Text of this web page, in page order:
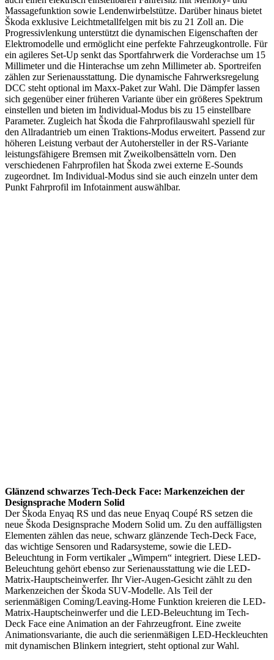
Massagefunktion sowie Lendenwirbelstütze. Darüber hinaus bietet
Škoda exklusive Leichtmetallfelgen mit bis zu 21 Zoll an. Die
Progressivlenkung unterstützt die dynamischen Eigenschaften der
Elektromodelle und ermöglicht eine perfekte Fahrzeugkontrolle. Für
ein agileres Set-Up senkt das Sportfahrwerk die Vorderachse um 15
Millimeter und die Hinterachse um zehn Millimeter ab. Sportreifen
zählen zur Serienausstattung. Die dynamische Fahrwerksregelung
DCC steht optional im Maxx-Paket zur Wahl. Die Dämpfer lassen
sich gegenüber einer früheren Variante über ein größeres Spektrum
einstellen und bieten im Individual-Modus bis zu 15 einstellbare
Parameter. Zugleich hat Škoda die Fahrprofilauswahl speziell für
den Allradantrieb um einen Traktions-Modus erweitert. Passend zur
höheren Leistung verbaut der Autohersteller in der RS-Variante
leistungsfähigere Bremsen mit Zweikolbensätteln vorn. Den
verschiedenen Fahrprofilen hat Škoda zwei externe E-Sounds
zugeordnet. Im Individual-Modus sind sie auch einzeln unter dem
Punkt Fahrprofil im Infotainment auswählbar.
Glänzend schwarzes Tech-Deck Face: Markenzeichen der
Designsprache Modern Solid
Der Škoda Enyaq RS und das neue Enyaq Coupé RS setzen die
neue Škoda Designsprache Modern Solid um. Zu den auffälligsten
Elementen zählen das neue, schwarz glänzende Tech-Deck Face,
das wichtige Sensoren und Radarsysteme, sowie die LED-
Beleuchtung in Form vertikaler „Wimpern“ integriert. Diese LED-
Beleuchtung gehört ebenso zur Serienausstattung wie die LED-
Matrix-Hauptscheinwerfer. Ihr Vier-Augen-Gesicht zählt zu den
Markenzeichen der Škoda SUV-Modelle. Als Teil der
serienmäßigen Coming/Leaving-Home Funktion kreieren die LED-
Matrix-Hauptscheinwerfer und die LED-Beleuchtung im Tech-
Deck Face eine Animation an der Fahrzeugfront. Eine zweite
Animationsvariante, die auch die serienmäßigen LED-Heckleuchten
mit dynamischen Blinkern integriert, steht optional zur Wahl.